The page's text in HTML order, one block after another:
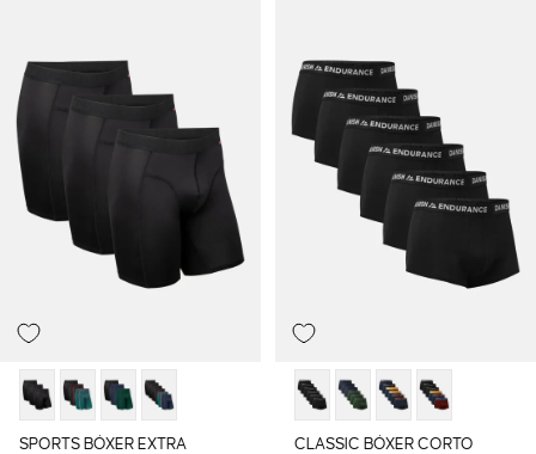
SPORTS BÓXER EXTRA
CLASSIC BÓXER CORTO